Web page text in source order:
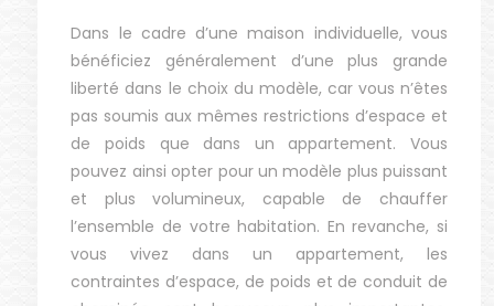
Dans le cadre d’une maison individuelle, vous
bénéficiez généralement d’une plus grande
liberté dans le choix du modèle, car vous n’êtes
pas soumis aux mêmes restrictions d’espace et
de poids que dans un appartement. Vous
pouvez ainsi opter pour un modèle plus puissant
et plus volumineux, capable de chauffer
l’ensemble de votre habitation. En revanche, si
vous vivez dans un appartement, les
contraintes d’espace, de poids et de conduit de